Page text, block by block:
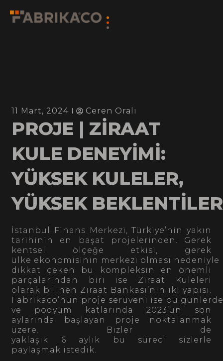
11 Mart, 2024 Ceren Oralı
PROJE | ZİRAAT
KULE DENEYİMİ:
YÜKSEK KULELER,
YÜKSEK BEKLENTİLER
İstanbul Finans Merkezi, Türkiye’nin yakın
tarihinin en başat projelerinden. Gerek
kentsel ölçeğe etkisi, gerek
ülke ekonomisinin merkezi olması nedeniyle
dikkat çeken bu kompleksin en önemli
parçalarından biri ise Ziraat Kuleleri
olarak bilinen Ziraat Bankası’nın iki yapısı.
Fabrikaco’nun proje serüveni ise bu
ve podyum katlarında 2023’ün son
aylarında başlayan proje noktalanmak
üzere. Bizler de
yaklaşık 6 aylık bu süreci sizlerle
paylaşmak istedik.